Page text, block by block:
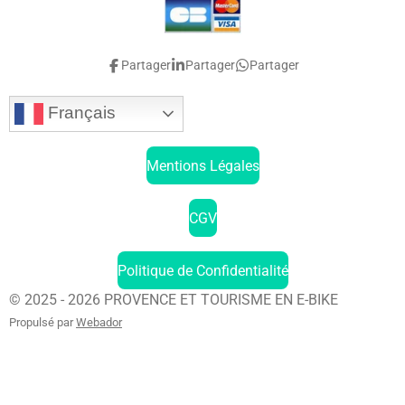
Partager Partager Partager
Français
Mentions Légales
CGV
Politique de Confidentialité
© 2025 - 2026 PROVENCE ET TOURISME EN E-BIKE
Propulsé parWebador